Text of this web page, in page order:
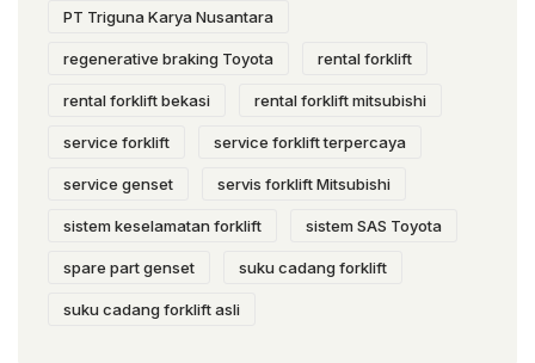
PT Triguna Karya Nusantara
regenerative braking Toyota rental forklift
rental forklift bekasi rental forklift mitsubishi
service forklift service forklift terpercaya
service genset servis forklift Mitsubishi
sistem keselamatan forklift sistem SAS Toyota
spare part genset suku cadang forklift
suku cadang forklift asli